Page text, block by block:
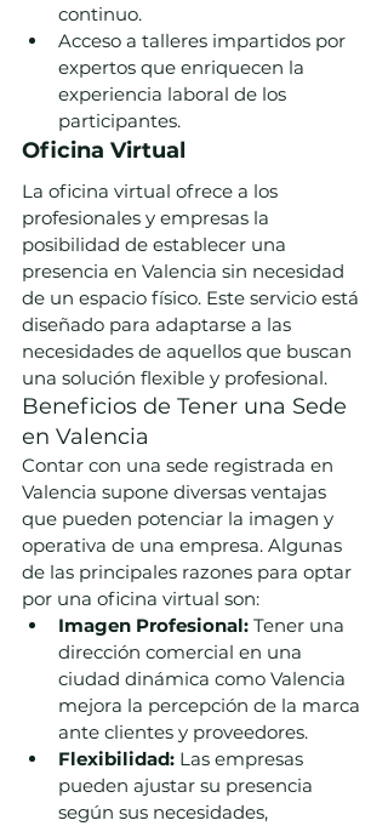
continuo.
Acceso a talleres impartidos por
expertos que enriquecen la
experiencia laboral de los
participantes.
Oficina Virtual
La oficina virtual ofrece a los
profesionales y empresas la
posibilidad de establecer una
presencia en Valencia sin necesidad
de un espacio físico. Este servicio está
diseñado para adaptarse a las
necesidades de aquellos que buscan
una solución flexible y profesional.
Beneficios de Tener una Sede
en Valencia
Contar con una sede registrada en
Valencia supone diversas ventajas
que pueden potenciar la imagen y
operativa de una empresa. Algunas
de las principales razones para optar
por una oficina virtual son:
Imagen Profesional: Tener una
dirección comercial en una
ciudad dinámica como Valencia
mejora la percepción de la marca
ante clientes y proveedores.
Flexibilidad: Las empresas
pueden ajustar su presencia
según sus necesidades,